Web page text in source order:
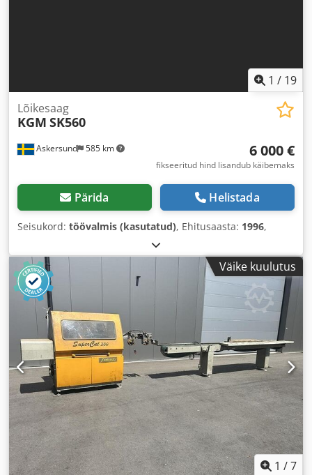
1 / 19
Askersund 585 km
Lõikesaag
KGM SK560
6 000 €
fikseeritud hind lisandub käibemaks
Pärida Helistada
Seisukord: töövalmis (kasutatud), Ehitusaasta: 1996,
Väike kuulutus
1 /7